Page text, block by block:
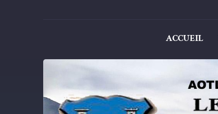
ACCUEIL